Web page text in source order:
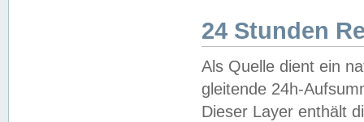
24 Stunden
Als Quelle dient ein
gleitende 24h-
Dieser Layer enthält